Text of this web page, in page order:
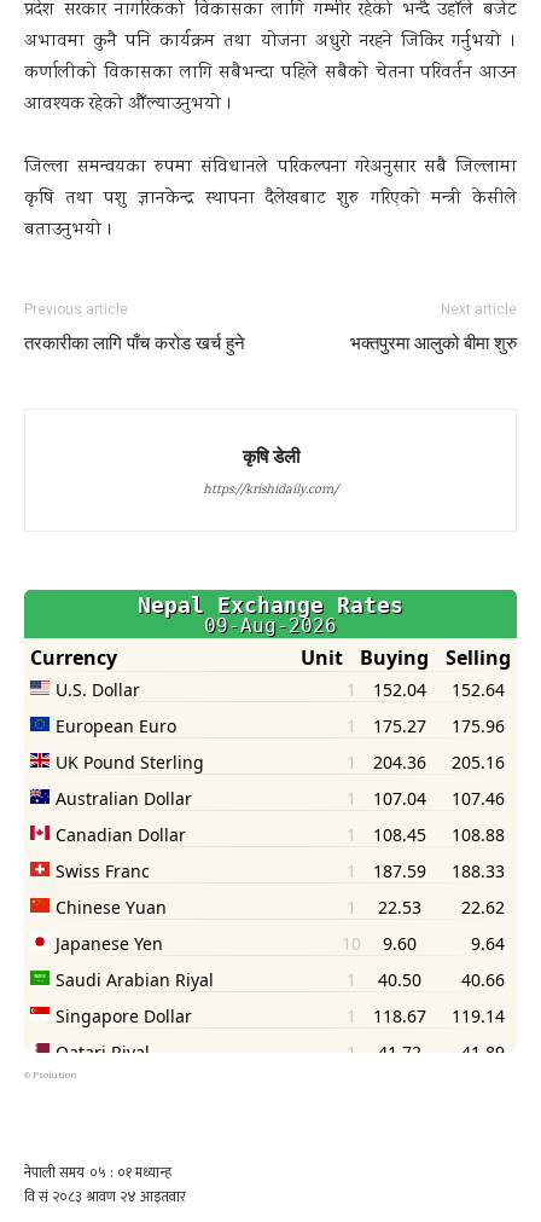
प्रदेश सरकार नागरिकको विकासका लागि गम्भीर रहेको भन्दै उहाँले बजेट
अभावमा कुनै पनि कार्यक्रम तथा योजना अधुरो नरहने जिकिर गर्नुभयो ।
कर्णालीको विकासका लागि सबैभन्दा पहिले सबैको चेतना परिवर्तन आउन
आवश्यक रहेको औँल्याउनुभयो ।
जिल्ला समन्वयका रुपमा संविधानले परिकल्पना गरेअनुसार सबै जिल्लामा
कृषि तथा पशु ज्ञानकेन्द्र स्थापना दैलेखबाट शुरु गरिएको मन्त्री केसीले
बताउनुभयो ।
Previous article
तरकारीका लागि पाँच करोड खर्च हुने
Next article
भक्तपुरमा आलुको बीमा शुरु
कृषि डेली
https://krishidaily.com/
© Psolution